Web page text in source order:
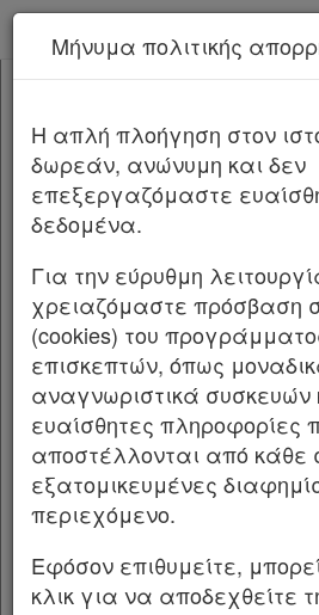
Κεφαλίδα
Σώμα [-]
Άρθρο 1
Άρθρο 2
Παρ.2
Άρθρο 3
Υπογραφές
Νέα υπηρεσία Kodiko
Π.Δ. 1/2026
Αλλαγές που
ΦΕΚ Α 2/09.01.2026
Διάρθρωση και
Γραμματείας Συντονισμού
π.δ. 98/2020 «Οργανισμός
Κυβέρνησης» (Α΄ 236).
Ο ΠΡΟΕΔΡΟΣ ΤΗΣ
Έχοντας υπόψη: 1. Τις
ν. 4622/2019 «Επιτελικό
λειτουργία και διαφάνεια
των κυβερνητικών οργάνων
δημόσιας διοίκησης» (Α΄
Μήνυμα πολιτικής
H απλή πλοήγηση στον
δωρεάν, ανώνυμη και δεν
επεξεργαζόμαστε
δεδομένα.
Για την εύρυθμη
χρειαζόμαστε πρόσβαση
(cookies) του
επισκεπτών, όπως
αναγνωριστικά συσκευών
ευαίσθητες πληροφορίες
αποστέλλονται από κάθε
εξατομικευμένες
περιεχόμενο.
Εφόσον επιθυμείτε,
κλικ για να αποδεχθείτε